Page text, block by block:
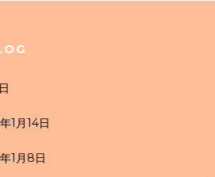
1月14日
1月8日